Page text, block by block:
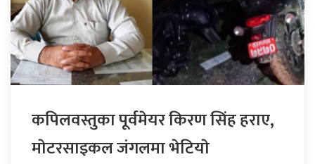
कपिलवस्तुका पूर्वमेयर किरण सिंह हराए,
माेटरसाइकल जंगलमा भेटियाे